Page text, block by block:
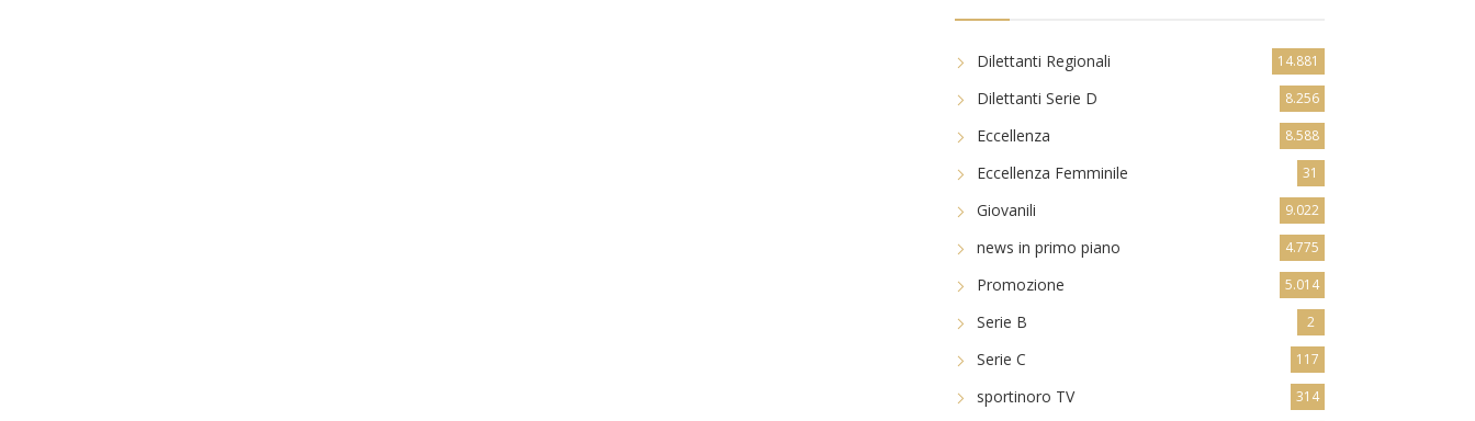
Dilettanti Regionali 14.881
Dilettanti Serie D 8.256
Eccellenza 8.588
Eccellenza Femminile 31
Giovanili 9.022
news in primo piano 4.775
Promozione 5.014
Serie B 2
Serie C 117
sportinoro TV 314